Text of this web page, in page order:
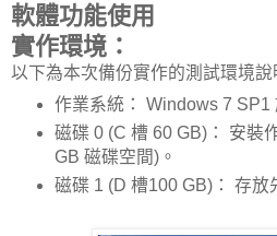
軟體功能使用
實作環境：
以下為本次備份實作的測試環境說
作業系統： Windows 7 SP1
磁碟 0 (C 槽 60 GB)： 安裝
GB 磁碟空間)。
磁碟 1 (D 槽100 GB)： 存放